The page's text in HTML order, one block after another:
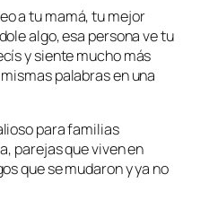
a tu mamá, tu mejor
algo, esa persona ve tu
y siente mucho más
palabras en una
para familias
parejas que viven en
que se mudaron y ya no